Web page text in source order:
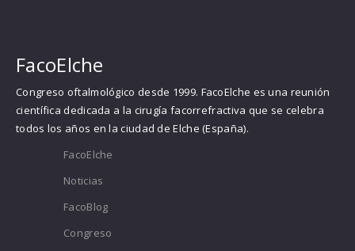
FacoElche
Congreso oftalmológico desde 1999. FacoElche es una reunión
científica dedicada a la cirugía facorrefractiva que se celebra
todos los años en la ciudad de Elche (España).
FacoElche
Noticias
FacoBlog
Congreso